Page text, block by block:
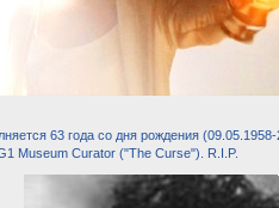
63 года со дня рождения
Museum Curator ("The Curse"). R.I.P.